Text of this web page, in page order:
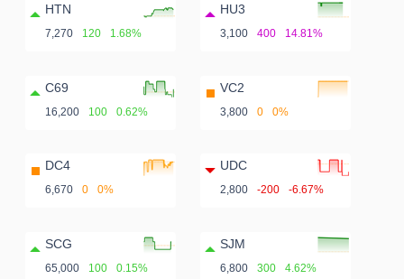
HTN
7,270 120 1.68%
HU3
3,100 400 14.81%
C69
16,200 100 0.62%
VC2
3,800 0 0%
DC4
6,670 0 0%
UDC
2,800 -200 -6.67%
SCG
65,000 100 0.15%
SJM
6,800 300 4.62%